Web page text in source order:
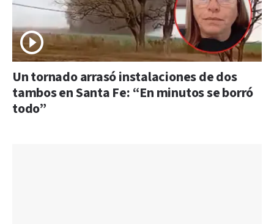
Un tornado arrasó instalaciones de dos
tambos en Santa Fe: “En minutos se borró
todo”